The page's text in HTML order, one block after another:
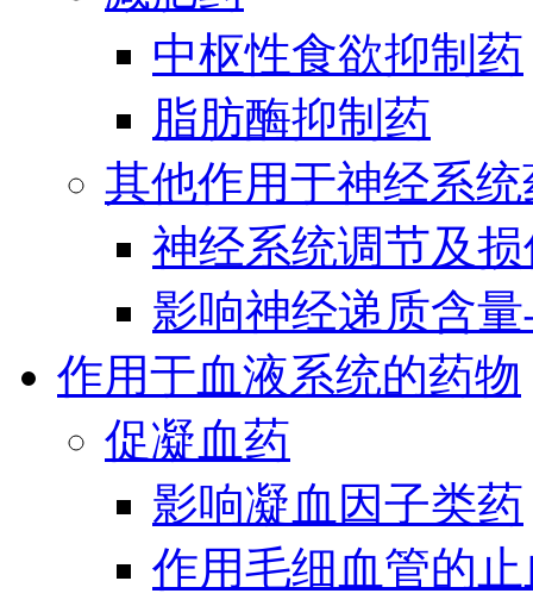
中枢性食欲抑制药
脂肪酶抑制药
其他作用于神经系统
神经系统调节及
影响神经递质含
作用于血液系统的药物
促凝血药
影响凝血因子类药
作用毛细血管的